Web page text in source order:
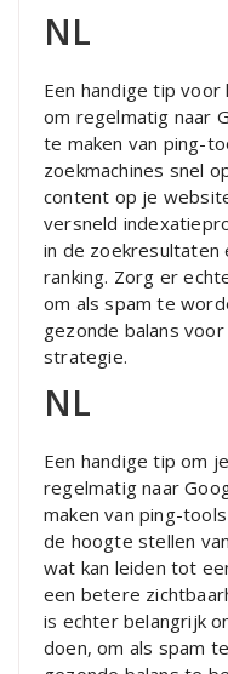
NL
Een handige tip
om regelmatig naar
te maken van ping-
zoekmachines snel
content op je
versneld
in de zoekresultaten
ranking. Zorg er
om als spam te
gezonde balans
strategie.
NL
Een handige tip om
regelmatig naar
maken van ping-
de hoogte stellen
wat kan leiden tot
een betere
is echter belangrijk
doen, om als spam